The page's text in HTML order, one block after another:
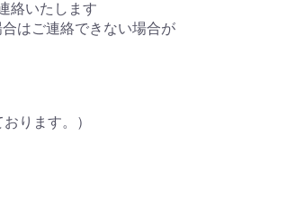
絡いたします
はご連絡できない場合が
ります。）